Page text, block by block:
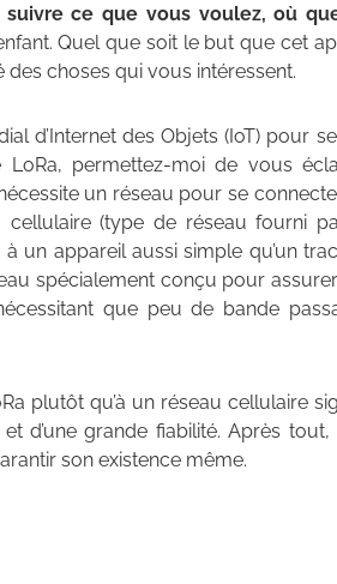
ce que vous voulez, où
Quel que soit le but que cet
choses qui vous intéressent.
d’Internet des Objets (IoT) pour
LoRa, permettez-moi de vous
un réseau pour se
cellulaire (type de réseau fourni
un appareil aussi simple qu’un
spécialement conçu pour
que peu de bande
plutôt qu’à un réseau cellulaire
d’une grande fiabilité. Après
son existence même.